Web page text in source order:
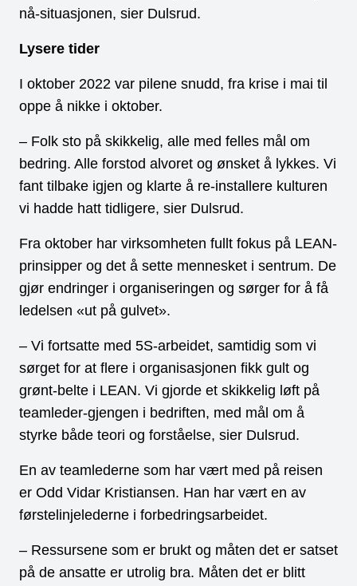
nå-situasjonen, sier Dulsrud.
Lysere tider
I oktober 2022 var pilene snudd, fra krise i mai til
oppe å nikke i oktober.
– Folk sto på skikkelig, alle med felles mål om
bedring. Alle forstod alvoret og ønsket å lykkes. Vi
fant tilbake igjen og klarte å re-installere kulturen
vi hadde hatt tidligere, sier Dulsrud.
Fra oktober har virksomheten fullt fokus på LEAN-
prinsipper og det å sette mennesket i sentrum. De
gjør endringer i organiseringen og sørger for å få
ledelsen «ut på gulvet».
– Vi fortsatte med 5S-arbeidet, samtidig som vi
sørget for at flere i organisasjonen fikk gult og
grønt-belte i LEAN. Vi gjorde et skikkelig løft på
teamleder-gjengen i bedriften, med mål om å
styrke både teori og forståelse, sier Dulsrud.
En av teamlederne som har vært med på reisen
er Odd Vidar Kristiansen. Han har vært en av
førstelinjelederne i forbedringsarbeidet.
– Ressursene som er brukt og måten det er satset
på de ansatte er utrolig bra. Måten det er blitt